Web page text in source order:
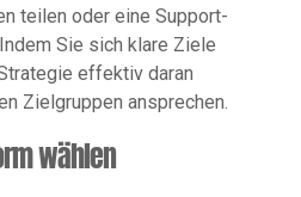
teilen oder eine Support-
Sie sich klare Ziele
effektiv daran
Zielgruppen ansprechen.
wählen